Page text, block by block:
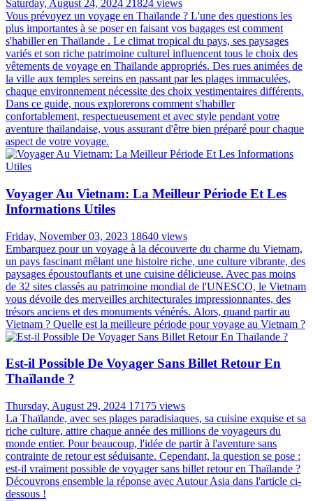
Saturday, August 24, 2024 21824 views
Vous prévoyez un voyage en Thaïlande ? L'une des questions les
plus importantes à se poser en faisant vos bagages est comment
s'habiller en Thaïlande . Le climat tropical du pays, ses paysages
variés et son riche patrimoine culturel influencent tous le choix des
vêtements de voyage en Thaïlande appropriés. Des rues animées de
la ville aux temples sereins en passant par les plages immaculées,
chaque environnement nécessite des choix vestimentaires différents.
Dans ce guide, nous explorerons comment s'habiller
confortablement, respectueusement et avec style pendant votre
aventure thaïlandaise, vous assurant d'être bien préparé pour chaque
aspect de votre voyage.
Voyager Au Vietnam: La Meilleur Période Et Les
Informations Utiles
Friday, November 03, 2023 18640 views
Embarquez pour un voyage à la découverte du charme du Vietnam,
un pays fascinant mêlant une histoire riche, une culture vibrante, des
paysages époustouflants et une cuisine délicieuse. Avec pas moins
de 32 sites classés au patrimoine mondial de l'UNESCO, le Vietnam
vous dévoile des merveilles architecturales impressionnantes, des
trésors anciens et des monuments vénérés. Alors, quand partir au
Vietnam ? Quelle est la meilleure période pour voyage au Vietnam ?
Est-il Possible De Voyager Sans Billet Retour En
Thaïlande ?
Thursday, August 29, 2024 17175 views
La Thaïlande, avec ses plages paradisiaques, sa cuisine exquise et sa
riche culture, attire chaque année des millions de voyageurs du
monde entier. Pour beaucoup, l'idée de partir à l'aventure sans
contrainte de retour est séduisante. Cependant, la question se pose :
est-il vraiment possible de voyager sans billet retour en Thaïlande ?
Découvrons ensemble la réponse avec Autour Asia dans l'article ci-
dessous !